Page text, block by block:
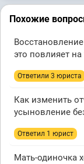
Похожие
это повлияет
Ответили 3 юристa
Как изменить
усыновление
Ответил 1 юрист
Мать-одиночка